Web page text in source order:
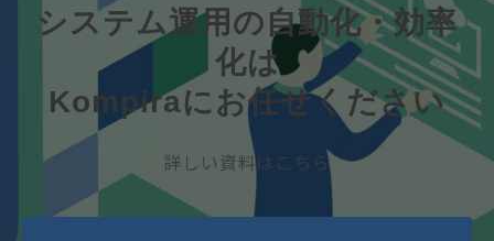
システム運用の自動化・効率
化は
Kompiraにお任せください
詳しい資料はこちら